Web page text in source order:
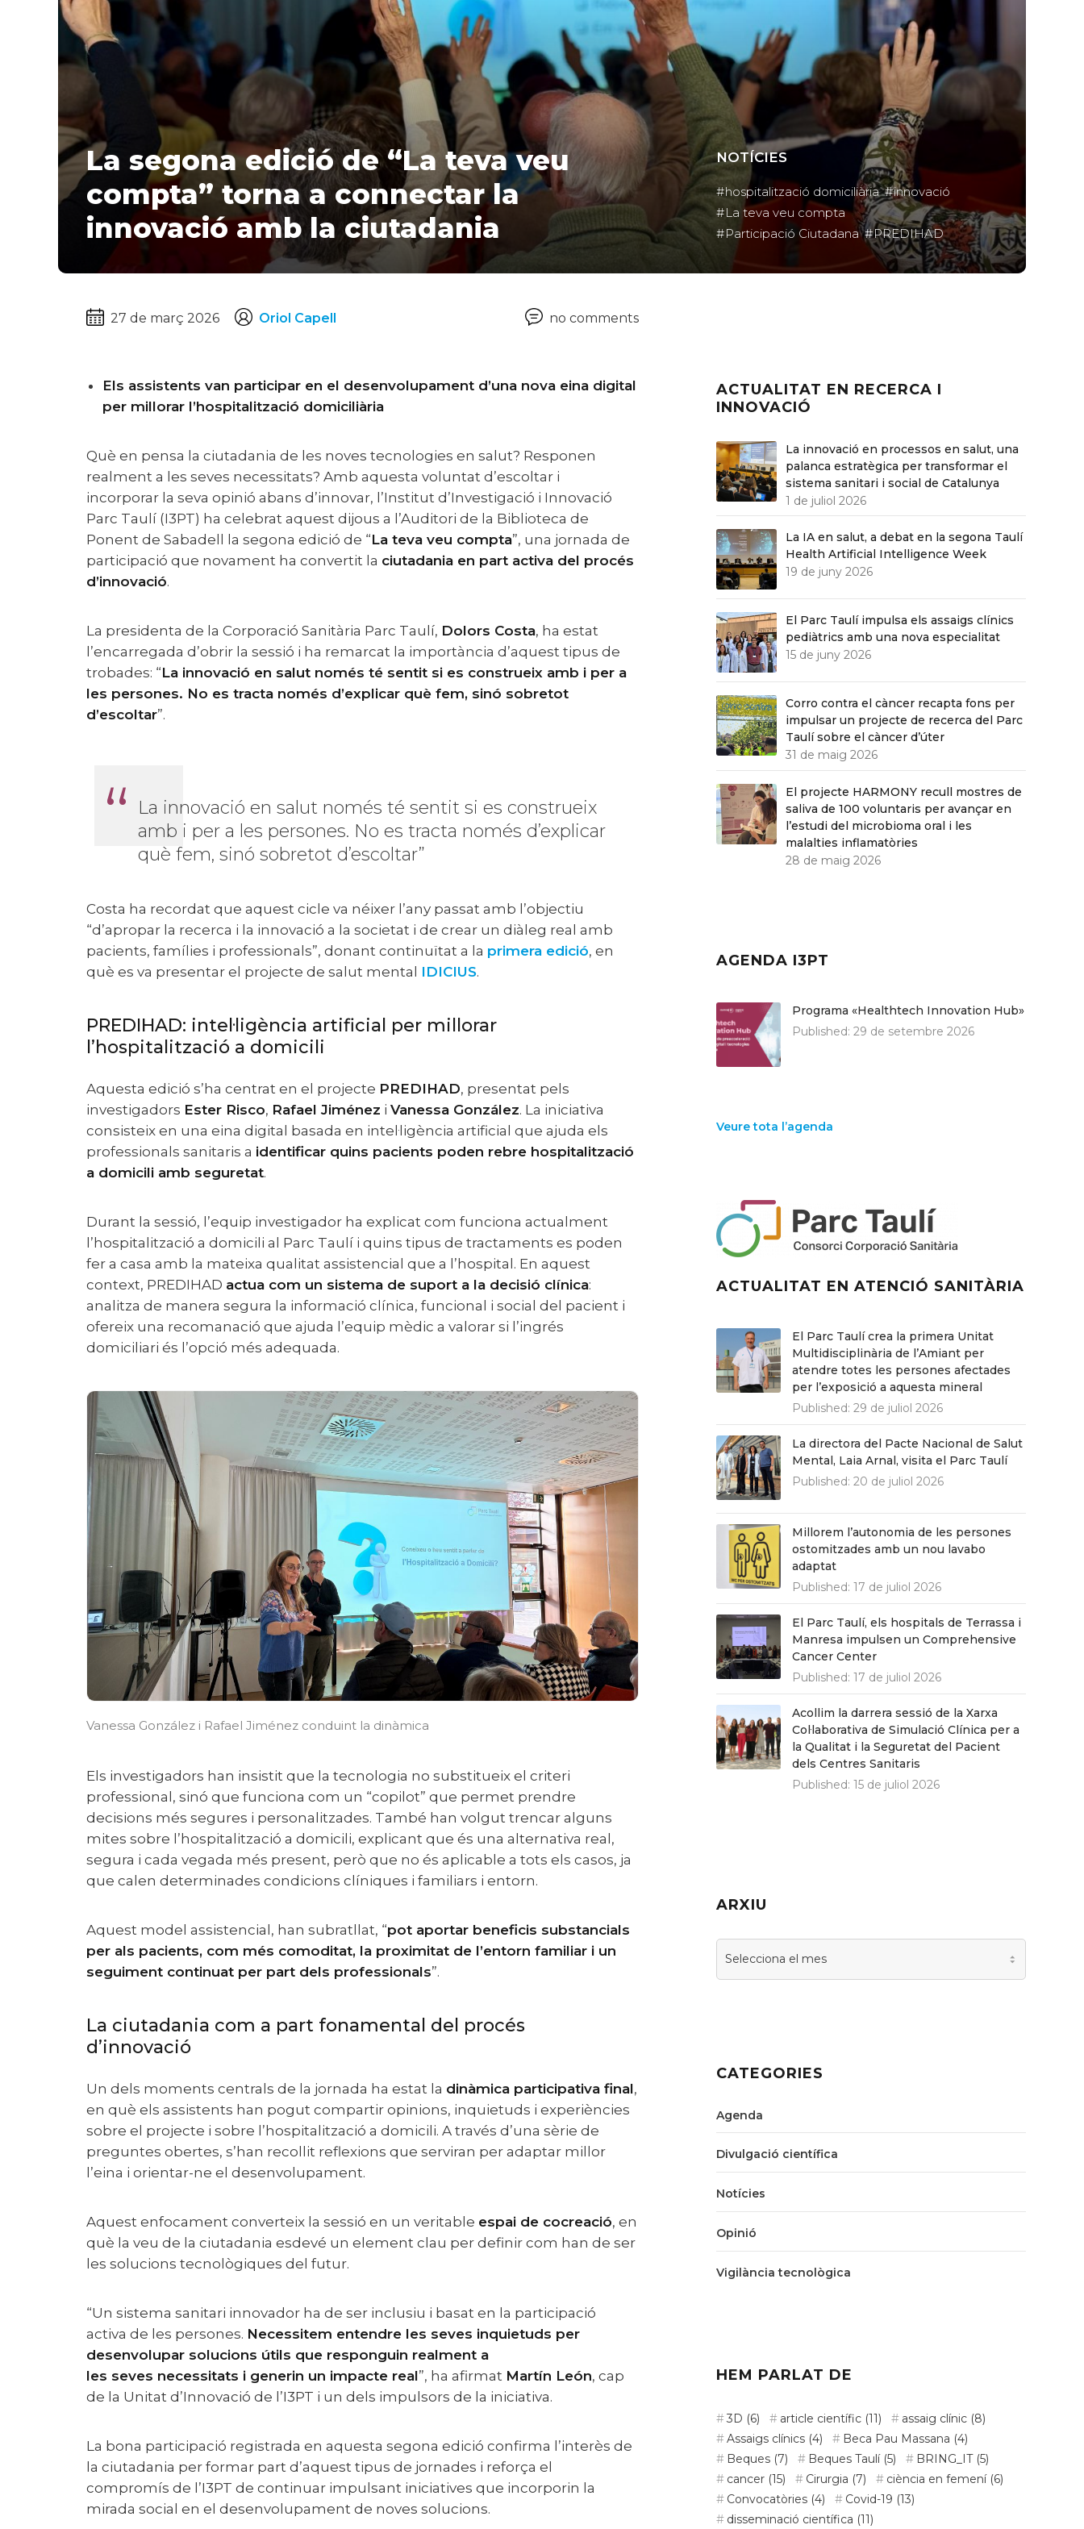
La segona edició de “La teva veu
compta” torna a connectar la
innovació amb la ciutadania
hospitalització domiciliària
innovació
La teva veu compta
Participació Ciutadana
PREDIHAD
NOTÍCIES
27 de març 2026 Oriol Capell no comments
Els assistents van participar en el desenvolupament d’una nova eina digital
per millorar l’hospitalització domiciliària
Què en pensa la ciutadania de les noves tecnologies en salut? Responen
realment a les seves necessitats? Amb aquesta voluntat d’escoltar i
incorporar la seva opinió abans d’innovar, l’Institut d’Investigació i Innovació
Parc Taulí (I3PT) ha celebrat aquest dijous a l’Auditori de la Biblioteca de
Ponent de Sabadell la segona edició de “La teva veu compta”, una jornada de
participació que novament ha convertit la ciutadania en part activa del procés
d’innovació.
La presidenta de la Corporació Sanitària Parc Taulí, Dolors Costa, ha estat
l’encarregada d’obrir la sessió i ha remarcat la importància d’aquest tipus de
trobades: “La innovació en salut només té sentit si es construeix amb i per a
les persones. No es tracta només d’explicar què fem, sinó sobretot
d’escoltar”.
La innovació en salut només té sentit si es construeix
amb i per a les persones. No es tracta només d’explicar
què fem, sinó sobretot d’escoltar”
Costa ha recordat que aquest cicle va néixer l’any passat amb l’objectiu
“d’apropar la recerca i la innovació a la societat i de crear un diàleg real amb
pacients, famílies i professionals”, donant continuïtat a la primera edició, en
què es va presentar el projecte de salut mental IDICIUS.
PREDIHAD: intel·ligència artificial per millorar
l’hospitalització a domicili
Aquesta edició s’ha centrat en el projecte PREDIHAD, presentat pels
investigadors Ester Risco, Rafael Jiménez i Vanessa González. La iniciativa
consisteix en una eina digital basada en intel·ligència artificial que ajuda els
professionals sanitaris a identificar quins pacients poden rebre hospitalització
a domicili amb seguretat.
Durant la sessió, l’equip investigador ha explicat com funciona actualment
l’hospitalització a domicili al Parc Taulí i quins tipus de tractaments es poden
fer a casa amb la mateixa qualitat assistencial que a l’hospital. En aquest
context, PREDIHAD actua com un sistema de suport a la decisió clínica:
analitza de manera segura la informació clínica, funcional i social del pacient i
ofereix una recomanació que ajuda l’equip mèdic a valorar si l’ingrés
domiciliari és l’opció més adequada.
Vanessa González i Rafael Jiménez conduint la dinàmica
Els investigadors han insistit que la tecnologia no substitueix el criteri
professional, sinó que funciona com un “copilot” que permet prendre
decisions més segures i personalitzades. També han volgut trencar alguns
mites sobre l’hospitalització a domicili, explicant que és una alternativa real,
segura i cada vegada més present, però que no és aplicable a tots els casos, ja
que calen determinades condicions clíniques i familiars i entorn.
Aquest model assistencial, han subratllat, “pot aportar beneficis substancials
per als pacients, com més comoditat, la proximitat de l’entorn familiar i un
seguiment continuat per part dels professionals”.
La ciutadania com a part fonamental del procés
d’innovació
Un dels moments centrals de la jornada ha estat la dinàmica participativa final,
en què els assistents han pogut compartir opinions, inquietuds i experiències
sobre el projecte i sobre l’hospitalització a domicili. A través d’una sèrie de
preguntes obertes, s’han recollit reflexions que serviran per adaptar millor
l’eina i orientar-ne el desenvolupament.
Aquest enfocament converteix la sessió en un veritable espai de cocreació, en
què la veu de la ciutadania esdevé un element clau per definir com han de ser
les solucions tecnològiques del futur.
“Un sistema sanitari innovador ha de ser inclusiu i basat en la participació
activa de les persones. Necessitem entendre les seves inquietuds per
desenvolupar solucions útils que responguin realment a
les seves necessitats i generin un impacte real”, ha afirmat Martín León, cap
de la Unitat d’Innovació de l’I3PT i un dels impulsors de la iniciativa.
La bona participació registrada en aquesta segona edició confirma l’interès de
la ciutadania per formar part d’aquest tipus de jornades i reforça el
compromís de l’I3PT de continuar impulsant iniciatives que incorporin la
mirada social en el desenvolupament de noves solucions.
ACTUALITAT EN RECERCA I
INNOVACIÓ
La innovació en processos en salut, una
palanca estratègica per transformar el
sistema sanitari i social de Catalunya
1 de juliol 2026
La IA en salut, a debat en la segona Taulí
Health Artificial Intelligence Week
19 de juny 2026
El Parc Taulí impulsa els assaigs clínics
pediàtrics amb una nova especialitat
15 de juny 2026
Corro contra el càncer recapta fons per
impulsar un projecte de recerca del Parc
Taulí sobre el càncer d’úter
31 de maig 2026
El projecte HARMONY recull mostres de
saliva de 100 voluntaris per avançar en
l’estudi del microbioma oral i les
malalties inflamatòries
28 de maig 2026
AGENDA I3PT
Programa «Healthtech Innovation Hub»
Published: 29 de setembre 2026
Veure tota l’agenda
ACTUALITAT EN ATENCIÓ SANITÀRIA
El Parc Taulí crea la primera Unitat
Multidisciplinària de l’Amiant per
atendre totes les persones afectades
per l’exposició a aquesta mineral
Published: 29 de juliol 2026
La directora del Pacte Nacional de Salut
Mental, Laia Arnal, visita el Parc Taulí
Published: 20 de juliol 2026
Millorem l’autonomia de les persones
ostomitzades amb un nou lavabo
adaptat
Published: 17 de juliol 2026
El Parc Taulí, els hospitals de Terrassa i
Manresa impulsen un Comprehensive
Cancer Center
Published: 17 de juliol 2026
Acollim la darrera sessió de la Xarxa
Col·laborativa de Simulació Clínica per a
la Qualitat i la Seguretat del Pacient
dels Centres Sanitaris
Published: 15 de juliol 2026
ARXIU
Arxiu
CATEGORIES
Agenda
Divulgació científica
Notícies
Opinió
Vigilància tecnològica
HEM PARLAT DE
3D (6) article científic (11) assaig clínic (8)
Assaigs clínics (4) Beca Pau Massana (4)
Beques (7) Beques Taulí(5) BRING_IT(5)
cancer (15) Cirurgia (7) ciència en femení(6)
Convocatòries (4) Covid-19 (13)
disseminació científica (11)